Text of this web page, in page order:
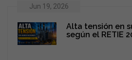
Jun 19, 2026
Alta tensión en
según el RETIE